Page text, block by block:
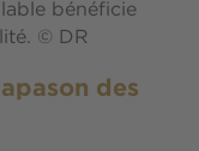
bénéficie
© DR
des